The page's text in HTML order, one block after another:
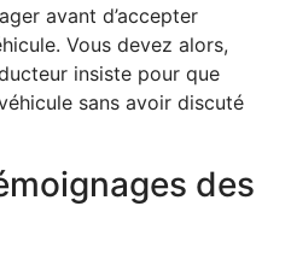
avant d’accepter
Vous devez alors,
insiste pour que
sans avoir discuté
des